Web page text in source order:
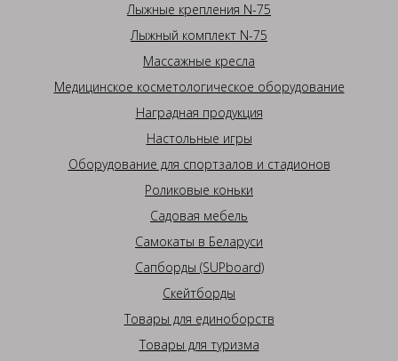
Лыжные крепления N-75
Лыжный комплект N-75
Массажные кресла
Медицинское косметологическое оборудование
Наградная продукция
Настольные игры
Оборудование для спортзалов и стадионов
Роликовые коньки
Садовая мебель
Самокаты в Беларуси
Сапборды (SUPboard)
Скейтборды
Товары для единоборств
Товары для туризма